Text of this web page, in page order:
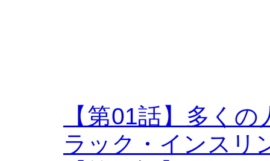
【第01話】多く
ラック・インスリ